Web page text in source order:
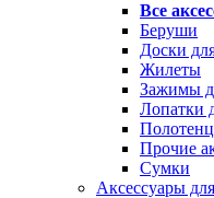
Все
Беруши
Доски
Жилеты
Зажимы
Лопатки
Прочие
Сумки
Аксессуары